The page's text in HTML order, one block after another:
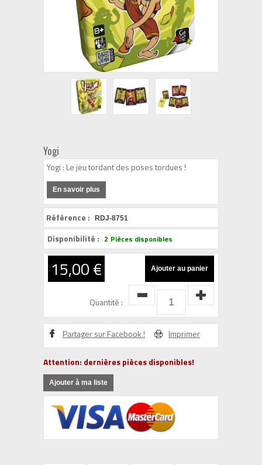
Yogi
Yogi : Le jeu tordant des poses tordues !
En savoir plus
Référence : RDJ-8751
Disponibilité : 2 Pièces disponibles
15,00 €
Quantité :
Partager sur Facebook ! Imprimer
Attention: dernières pièces disponibles!
Ajouter à ma liste